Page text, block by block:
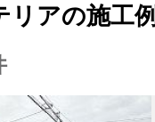
リアの施工例